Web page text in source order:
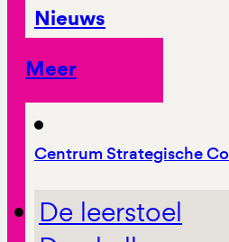
Nieuws
Meer
Centrum Strategische
De leerstoel